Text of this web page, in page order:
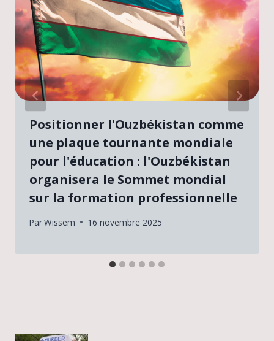
Positionner l'Ouzbékistan comme
une plaque tournante mondiale
pour l'éducation : l'Ouzbékistan
organisera le Sommet mondial
sur la formation professionnelle
ParWissem 16 novembre 2025